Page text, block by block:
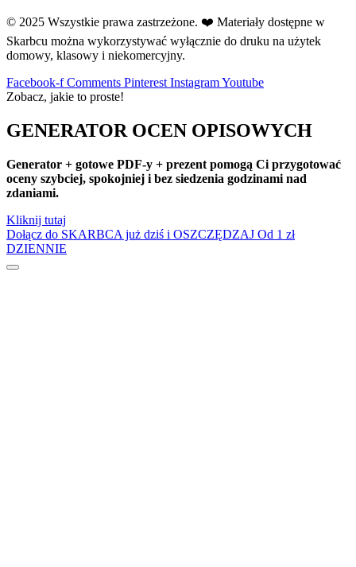
© 2025 Wszystkie prawa zastrzeżone. ❤️ Materiały dostępne w
Skarbcu można wykorzystywać wyłącznie do druku na użytek
domowy, klasowy i niekomercyjny.
Facebook-f Comments Pinterest InstagramYoutube
Zobacz, jakie to proste!
GENERATOR OCEN OPISOWYCH
Generator + gotowe PDF-y + prezent pomogą Ci przygotować
oceny szybciej, spokojniej i bez siedzenia godzinami nad
zdaniami.
Kliknij tutaj
Dołącz do SKARBCA już dziś i OSZCZĘDZAJ Od 1 zł
DZIENNIE